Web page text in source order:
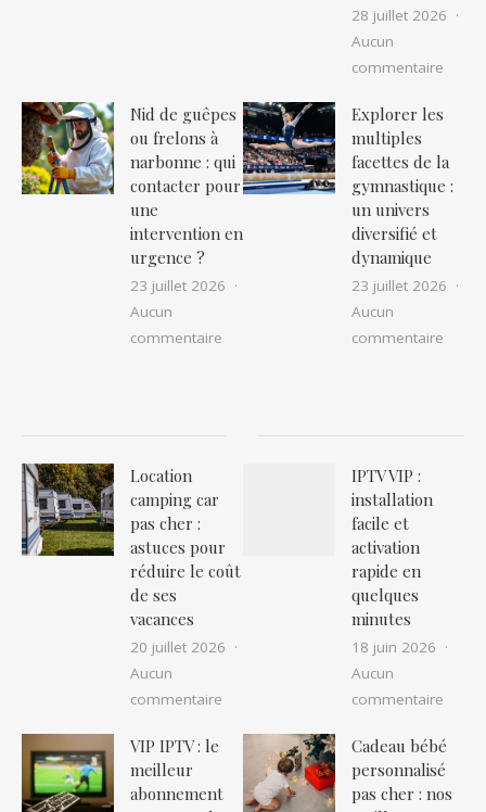
28 juillet 2026
Aucun
commentaire
Nid de guêpes
ou frelons à
narbonne : qui
contacter pour
une
intervention en
urgence ?
23 juillet 2026
Aucun
commentaire sur Nid de guêpes ou frelons à
Explorer les
multiples
facettes de la
gymnastique :
un univers
diversifié et
dynamique
23 juillet 2026
Aucun
commentaire
Location
camping car
pas cher :
astuces pour
réduire le coût
de ses
vacances
20 juillet 2026
Aucun
commentaire sur Location camping car pas cher :
IPTV VIP :
installation
facile et
activation
rapide en
quelques
minutes
18 juin 2026
Aucun
commentaire
VIP IPTV : le
meilleur
abonnement
Cadeau bébé
personnalisé
pas cher : nos